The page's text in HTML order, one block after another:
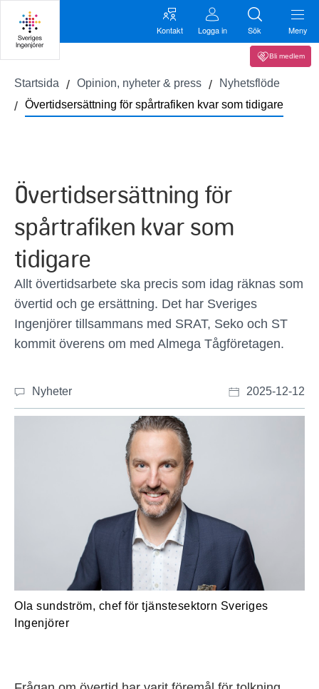
Kontakt Logga in Sök Meny
Bli medlem
Startsida Opinion, nyheter & press
Nyhetsflöde
Övertidsersättning för spårtrafiken kvar som tidigare
Övertidsersättning för
spårtrafiken kvar som
tidigare
Allt övertidsarbete ska precis som idag räknas som
övertid och ge ersättning. Det har Sveriges
Ingenjörer tillsammans med SRAT, Seko och ST
kommit överens om med Almega Tågföretagen.
Nyheter 2025-12-12
Ola sundström, chef för tjänstesektorn Sveriges
Ingenjörer